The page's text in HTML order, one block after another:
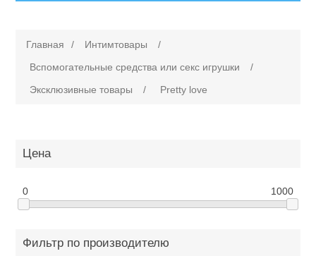
Главная / Интимтовары
/
Вспомогательные средства или cекс игрушки
/
Эксклюзивные товары
/ Pretty love
Цена
0 1000
Фильтр по производителю